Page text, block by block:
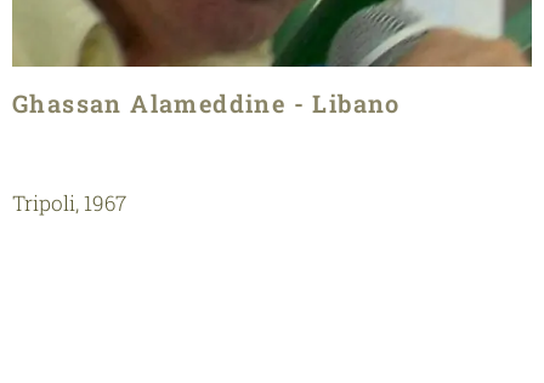
Ghassan Alameddine - Libano
Tripoli, 1967